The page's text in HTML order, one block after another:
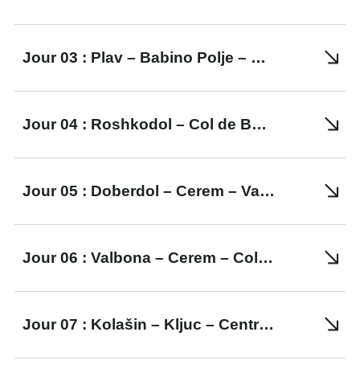
Jour 03 : Plav – Babino Polje – Col de Beleg – Qafa Roskodol – Roshkodol
Jour 04 : Roshkodol – Col de Beleg – Lac Hridsko (marche optionnelle) – Doberdol – Lac Dashit (optionnel)
Jour 05 : Doberdol – Cerem – Valbona
Jour 06 : Valbona – Cerem – Col de Vranica B23 – Plav – Transfert vers Kolašin
Jour 07 : Kolašin – Kljuc – Centre de ski – Pešića Jezero – Biogradsko Jezero – Kolašin